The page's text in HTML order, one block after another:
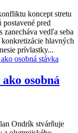
koncept stretu
pred
vedľa seba
hlavných
prívlastky...
osobná
Ondrík stvárňuje